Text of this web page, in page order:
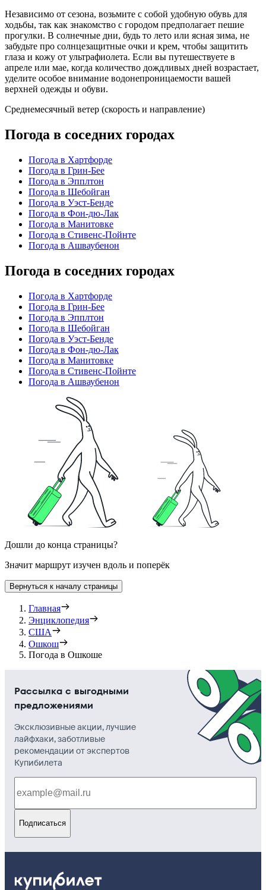
Независимо от сезона, возьмите с собой удобную обувь для
ходьбы, так как знакомство с городом предполагает пешие
прогулки. В солнечные дни, будь то лето или ясная зима, не
забудьте про солнцезащитные очки и крем, чтобы защитить
глаза и кожу от ультрафиолета. Если вы путешествуете в
апреле или мае, когда количество дождливых дней возрастает,
уделите особое внимание водонепроницаемости вашей
верхней одежды и обуви.
Среднемесячный ветер (скорость и направление)
Погода в соседних городах
Погода в Хартфорде
Погода в Грин-Бее
Погода в Эпплтон
Погода в Шебойган
Погода в Уэст-Бенде
Погода в Фон-дю-Лак
Погода в Манитовке
Погода в Стивенс-Пойнте
Погода в Ашваубенон
Погода в соседних городах
Погода в Хартфорде
Погода в Грин-Бее
Погода в Эпплтон
Погода в Шебойган
Погода в Уэст-Бенде
Погода в Фон-дю-Лак
Погода в Манитовке
Погода в Стивенс-Пойнте
Погода в Ашваубенон
Дошли до конца страницы?
Значит маршрут изучен вдоль и поперёк
Вернуться к началу страницы
Главная
Энциклопедия
США
Ошкош
Погода в Ошкоше
Рассылка с выгодными
предложениями
Эксклюзивные акции, лучшие
лайфхаки, заботливые
рекомендации от экспертов
Купибилета
Подписаться